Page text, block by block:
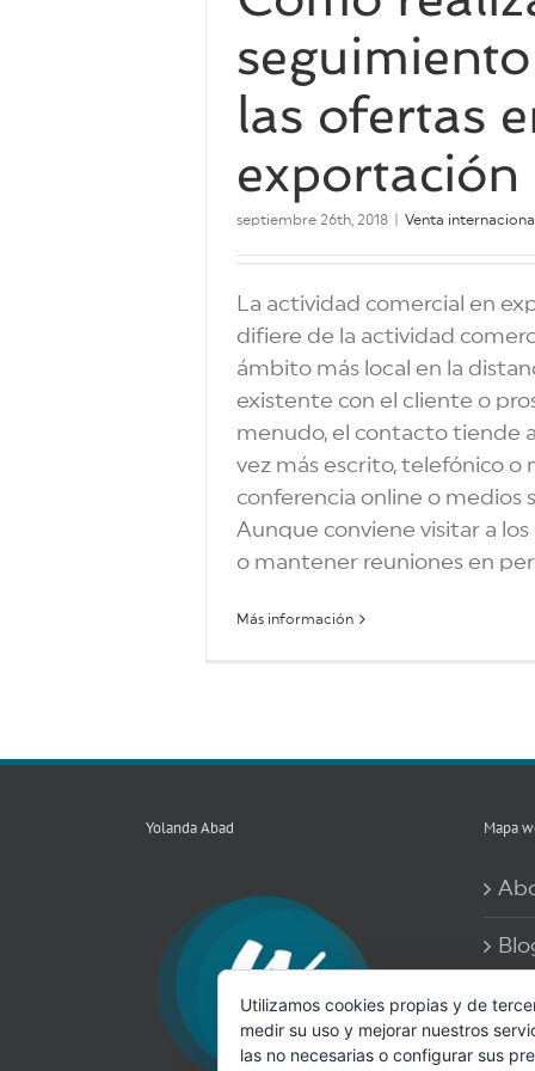
las ofertas
exportación
septiembre 26th, 2018 Venta internacional
La actividad comercial en
difiere de la actividad
ámbito más local en la
existente con el cliente o
menudo, el contacto tiende
vez más escrito, telefónico o
conferencia online o medios
Aunque conviene visitar a
o mantener reuniones en
Más información
Yolanda Abad Mapa
Utilizamos cookies propias y de
medir su uso y mejorar nuestros
las no necesarias o configurar sus